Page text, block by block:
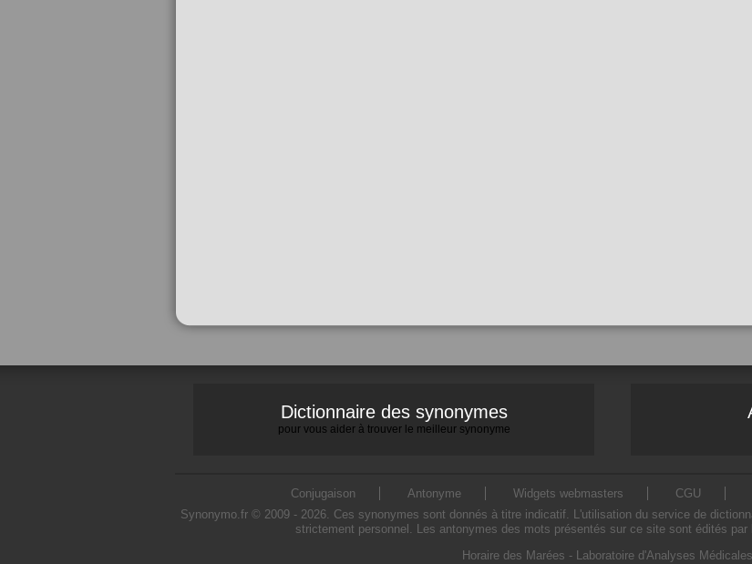
Dictionnaire des synonymes
pour vous aider à trouver le meilleur synonyme
Conjugaison Antonyme Widgets webmasters CGU
Synonymo.fr © 2009 - 2026. Ces synonymes sont donnés à titre indicatif. L'utilisation du service de
strictement personnel. Les antonymes des mots présentés sur ce site sont édités par
Horaire des Marées - Laboratoire d'Analyses